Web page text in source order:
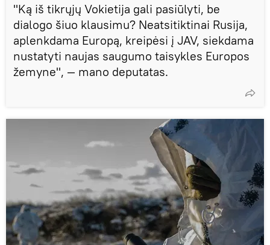
"Ką iš tikrųjų Vokietija gali pasiūlyti, be
dialogo šiuo klausimu? Neatsitiktinai Rusija,
aplenkdama Europą, kreipėsi į JAV, siekdama
nustatyti naujas saugumo taisykles Europos
žemyne", — mano deputatas.